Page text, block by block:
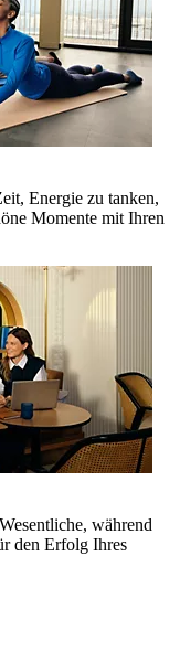
Energie zu tanken,
Momente mit Ihren
während
den Erfolg Ihres